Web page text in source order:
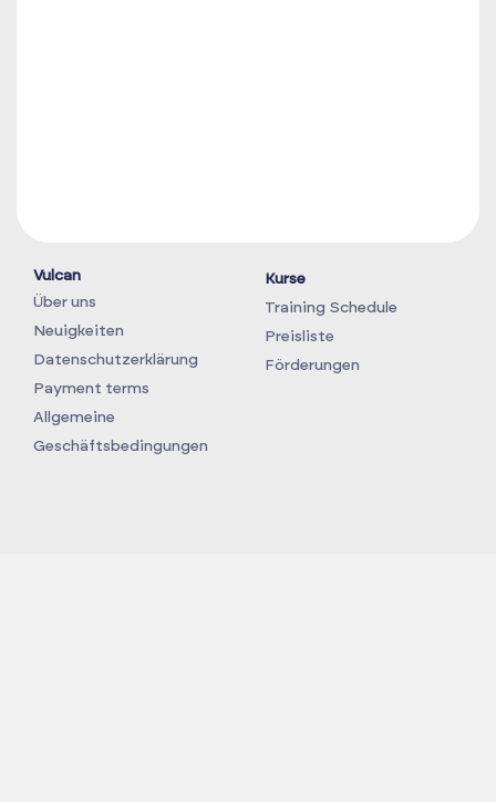
Vulcan
Über uns
Neuigkeiten
Datenschutzerklärung
Payment terms
Allgemeine
Geschäftsbedingungen
Kurse
Training Schedule
Preisliste
Förderungen